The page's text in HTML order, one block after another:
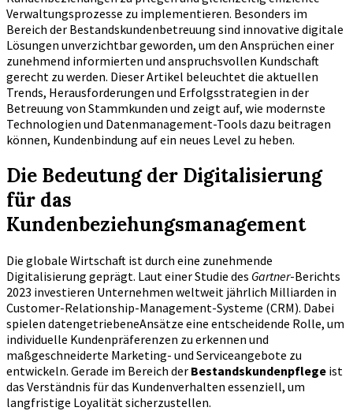
Verwaltungsprozesse zu implementieren. Besonders im
Bereich der Bestandskundenbetreuung sind innovative digitale
Lösungen unverzichtbar geworden, um den Ansprüchen einer
zunehmend informierten und anspruchsvollen Kundschaft
gerecht zu werden. Dieser Artikel beleuchtet die aktuellen
Trends, Herausforderungen und Erfolgsstrategien in der
Betreuung von Stammkunden und zeigt auf, wie modernste
Technologien und Datenmanagement-Tools dazu beitragen
können, Kundenbindung auf ein neues Level zu heben.
Die Bedeutung der Digitalisierung
für das
Kundenbeziehungsmanagement
Die globale Wirtschaft ist durch eine zunehmende
Digitalisierung geprägt. Laut einer Studie des Gartner-Berichts
2023 investieren Unternehmen weltweit jährlich Milliarden in
Customer-Relationship-Management-Systeme (CRM). Dabei
spielen datengetriebeneAnsätze eine entscheidende Rolle, um
individuelle Kundenpräferenzen zu erkennen und
maßgeschneiderte Marketing- und Serviceangebote zu
entwickeln. Gerade im Bereich der Bestandskundenpflege ist
das Verständnis für das Kundenverhalten essenziell, um
langfristige Loyalität sicherzustellen.